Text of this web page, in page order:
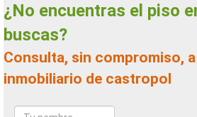
¿No encuentras el piso en venta que
buscas?
Consulta, sin compromiso, a un agente
inmobiliario de castropol